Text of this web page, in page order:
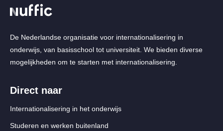
De Nederlandse organisatie voor internationalisering in
onderwijs, van basisschool tot universiteit. We bieden diverse
mogelijkheden om te starten met internationalisering.
Direct naar
Internationalisering in het onderwijs
Studeren en werken buitenland